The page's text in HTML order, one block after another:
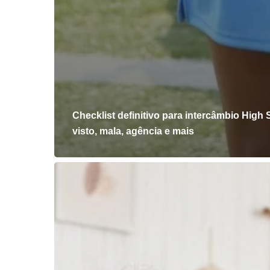
Checklist definitivo para intercâmbio High
visto, mala, agência e mais